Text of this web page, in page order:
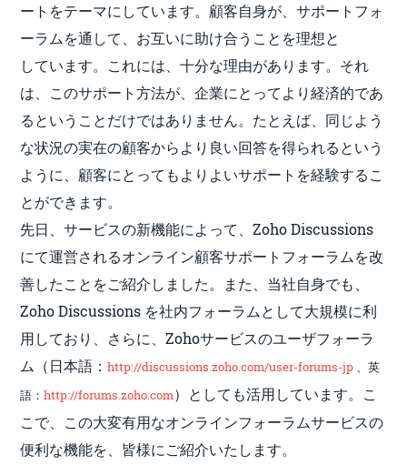
ートをテーマにしています。顧客自身が、サポートフォ
ーラムを通して、お互いに助け合うことを理想と
しています。これには、十分な理由があります。それ
は、このサポート方法が、企業にとってより経済的であ
るということだけではありません。 たとえば、 同じよう
な状況の実在の顧客からより良い回答を得られるという
ように、 顧客にとってもよりよいサポートを経験するこ
とができます。
先日、サービスの新機能によって、Zoho Discussions
にて運営されるオンライン顧客サポートフォーラムを改
善したこと をご紹介しました。また、当社自身でも、
Zoho Discussions を社内フォーラムとして大規模に利
用しており、さらに、Zohoサービスのユーザフォーラ
ム（日本語：http://discussions.zoho.com/user-forums-jp 、英
語：http://forums.zoho.com）としても活用しています。こ
こで、この大変有用なオンラインフォーラムサービスの
便利な機能を、皆様にご紹介いたします。